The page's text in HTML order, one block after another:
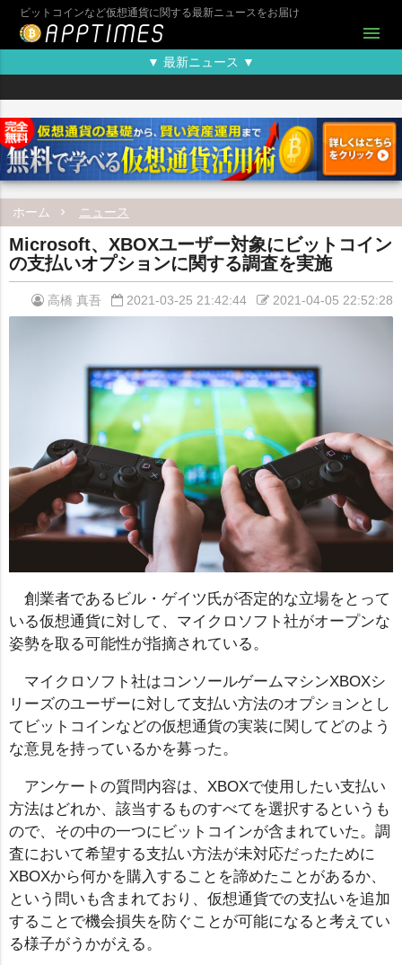
ビットコインなど仮想通貨に関する最新ニュースをお届け
menu
▼ 最新ニュース ▼
ホーム ニュース
Microsoft、XBOXユーザー対象にビットコイン
の支払いオプションに関する調査を実施
高橋 真吾 2021-03-25 21:42:44 2021-04-05 22:52:28
創業者であるビル・ゲイツ氏が否定的な立場をとって
いる仮想通貨に対して、マイクロソフト社がオープンな
姿勢を取る可能性が指摘されている。
マイクロソフト社はコンソールゲームマシンXBOXシ
リーズのユーザーに対して支払い方法のオプションとし
てビットコインなどの仮想通貨の実装に関してどのよう
な意見を持っているかを募った。
アンケートの質問内容は、XBOXで使用したい支払い
方法はどれか、該当するものすべてを選択するというも
ので、その中の一つにビットコインが含まれていた。調
査において希望する支払い方法が未対応だったために
XBOXから何かを購入することを諦めたことがあるか、
という問いも含まれており、仮想通貨での支払いを追加
することで機会損失を防ぐことが可能になると考えてい
る様子がうかがえる。